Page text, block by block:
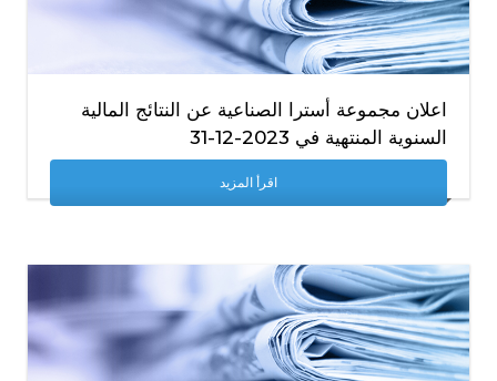
اعلان مجموعة أسترا الصناعية عن النتائج المالية
السنوية المنتهية في 2023-12-31
اقرأ المزيد